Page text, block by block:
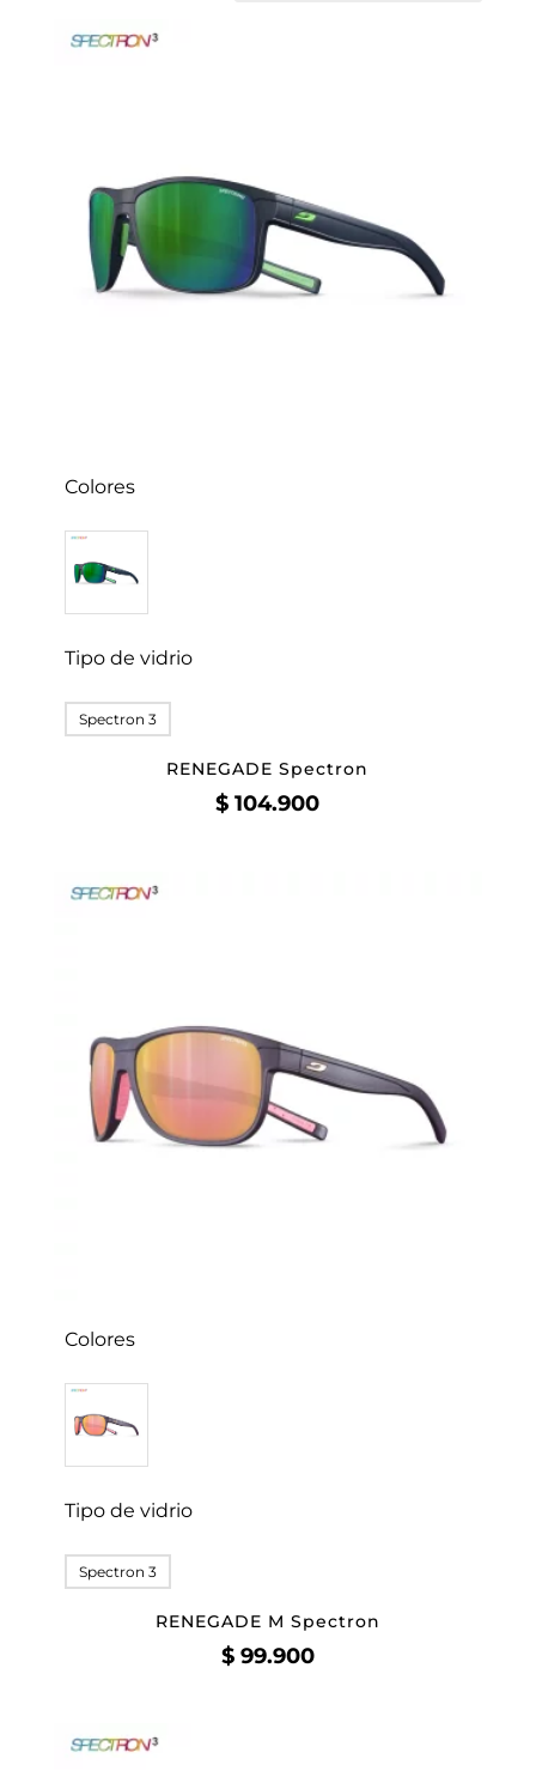
Colores
Tipo de vidrio
Spectron 3
RENEGADE Spectron
$ 104.900
Colores
Tipo de vidrio
Spectron 3
RENEGADE M Spectron
$99.900